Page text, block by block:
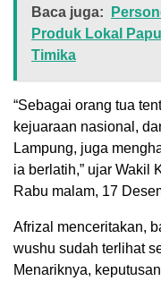
Baca juga:
Produk Lokal
Timika
“Sebagai orang tua
kejuaraan nasional,
Lampung, juga
ia berlatih,” ujar Wakil
Rabu malam, 17
Afrizal menceritakan,
wushu sudah terlihat
Menariknya,